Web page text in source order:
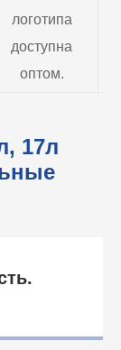
логотипа
доступна
оптом.
17л